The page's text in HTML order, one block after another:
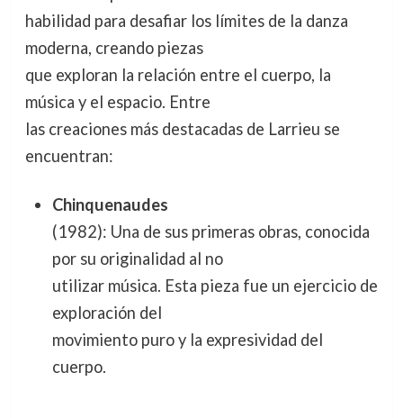
habilidad para desafiar los límites de la danza
moderna, creando piezas
que exploran la relación entre el cuerpo, la
música y el espacio. Entre
las creaciones más destacadas de Larrieu se
encuentran:
Chinquenaudes
(1982): Una de sus primeras obras, conocida
por su originalidad al no
utilizar música. Esta pieza fue un ejercicio de
exploración del
movimiento puro y la expresividad del
cuerpo.